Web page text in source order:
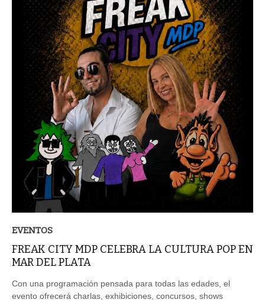
EVENTOS
FREAK CITY MDP CELEBRA LA CULTURA POP EN
MAR DEL PLATA
Con una programación pensada para todas las edades, el
evento ofrecerá charlas, exhibiciones, concursos, shows